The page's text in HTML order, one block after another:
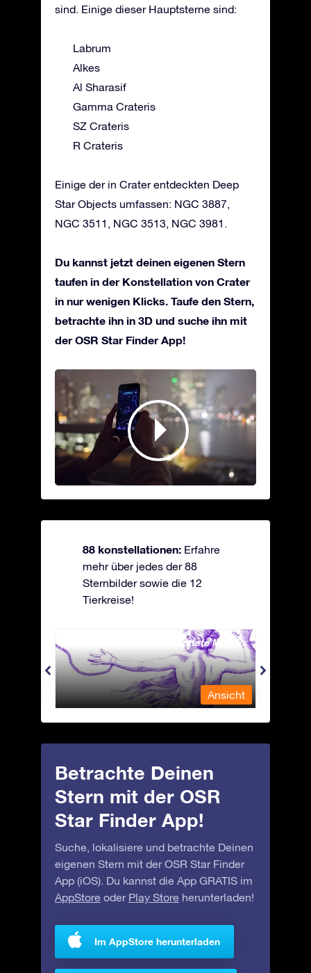
sind. Einige dieser Hauptsterne sind:
Labrum
Alkes
Al Sharasif
Gamma Crateris
SZ Crateris
R Crateris
Einige der in Crater entdeckten Deep
Star Objects umfassen: NGC 3887,
NGC 3511, NGC 3513, NGC 3981.
Du kannst jetzt deinen eigenen Stern
taufen in der Konstellation von Crater
in nur wenigen Klicks. Taufe den Stern,
betrachte ihn in 3D und suche ihn mit
der OSR Star Finder App!
88 konstellationen: Erfahre
mehr über jedes der 88
Sternbilder sowie die 12
Tierkreise!
Andromeda - Die angekettete Magd
Ansicht
Betrachte Deinen
Stern mit der OSR
Star Finder App!
Suche, lokalisiere und betrachte Deinen
eigenen Stern mit der OSR Star Finder
App (iOS). Du kannst die App GRATIS im
AppStore oder Play Store herunterladen!
Im AppStore herunterladen